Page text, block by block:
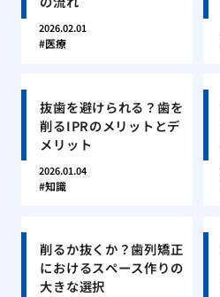
2026.02.01
医療
抜歯を避けられる？歯を
削るIPRのメリットとデ
メリット
2026.01.04
知識
削るか抜くか？歯列矯正
におけるスペース作りの
大きな選択